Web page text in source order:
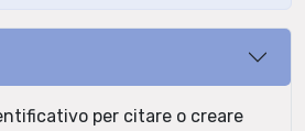
per citare o creare